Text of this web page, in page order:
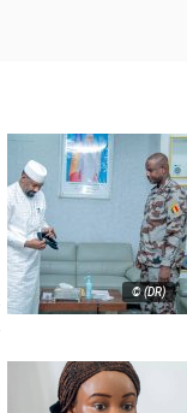
© (DR)